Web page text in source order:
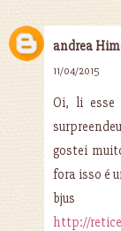
andrea
11/04/2015
Oi, li esse
gostei
fora isso é
bjus
http://